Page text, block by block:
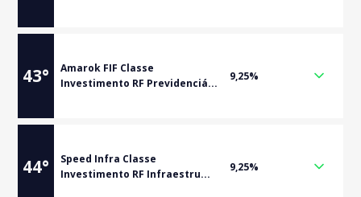
43°
Amarok FIF Classe
Investimento RF Previdenciá...
9,25%
44°
Speed Infra Classe
Investimento RF Infraestru...
9,25%